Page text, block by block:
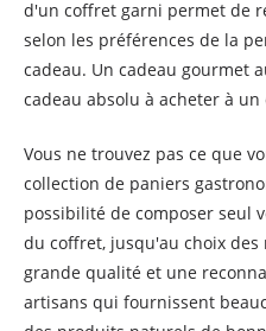
d'un coffret garni permet de
selon les préférences de la
cadeau. Un cadeau gourmet
cadeau absolu à acheter à
Vous ne trouvez pas ce que
collection de paniers
possibilité de composer seul
du coffret, jusqu'au choix des
grande qualité et une
artisans qui fournissent